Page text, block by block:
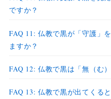
ですか？
FAQ 11: 仏教で黒が「守護」
ますか？
FAQ 12: 仏教で黒は「無（む
FAQ 13: 仏教で黒が出てくる